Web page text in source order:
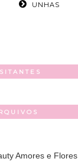
UNHAS
Amores e Flores